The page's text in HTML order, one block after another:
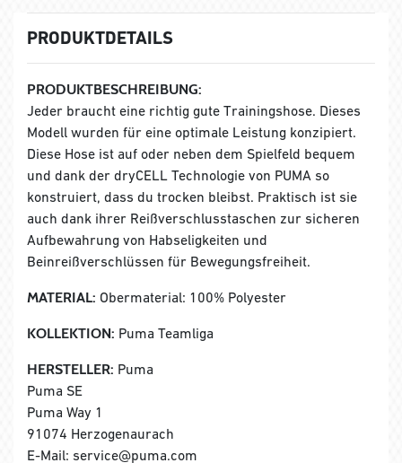
PRODUKTDETAILS
PRODUKTBESCHREIBUNG:
Jeder braucht eine richtig gute Trainingshose. Dieses
Modell wurden für eine optimale Leistung konzipiert.
Diese Hose ist auf oder neben dem Spielfeld bequem
und dank der dryCELL Technologie von PUMA so
konstruiert, dass du trocken bleibst. Praktisch ist sie
auch dank ihrer Reißverschlusstaschen zur sicheren
Aufbewahrung von Habseligkeiten und
Beinreißverschlüssen für Bewegungsfreiheit.
MATERIAL: Obermaterial: 100% Polyester
KOLLEKTION: Puma Teamliga
HERSTELLER: Puma
Puma SE
Puma Way 1
91074 Herzogenaurach
E-Mail: service@puma.com